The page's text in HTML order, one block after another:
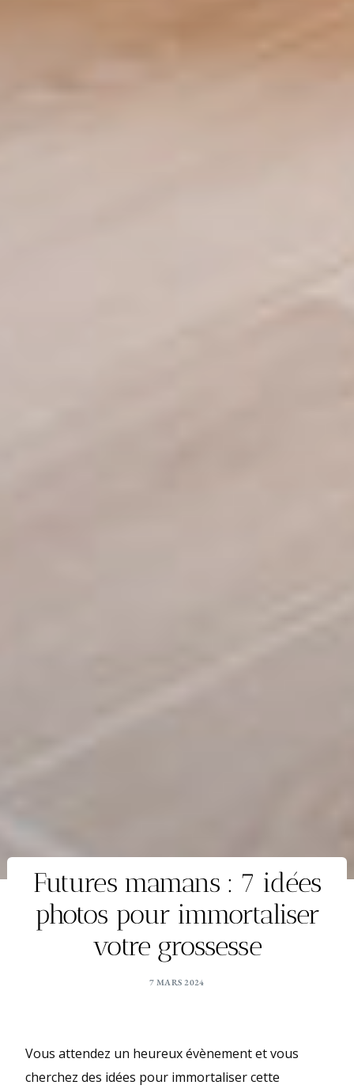
Futures mamans : 7 idées
photos pour immortaliser
votre grossesse
7 MARS 2024
Vous attendez un heureux évènement et vous
cherchez des idées pour immortaliser cette